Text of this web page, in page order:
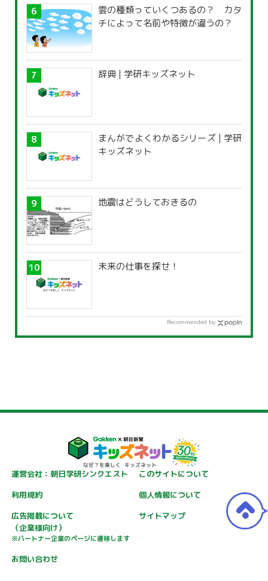
雲の種類っていくつあるの？ カタ
チによって名前や特徴が違うの？
辞典 | 学研キッズネット
まんがでよくわかるシリーズ | 学研
キッズネット
地震はどうしておきるの
未来の仕事を探せ！
Recommended by
運営会社：朝日学研シンクエスト
このサイトについて
利用規約
個人情報について
広告掲載について
（企業様向け）
※パートナー企業のページに遷移します
サイトマップ
お問い合わせ